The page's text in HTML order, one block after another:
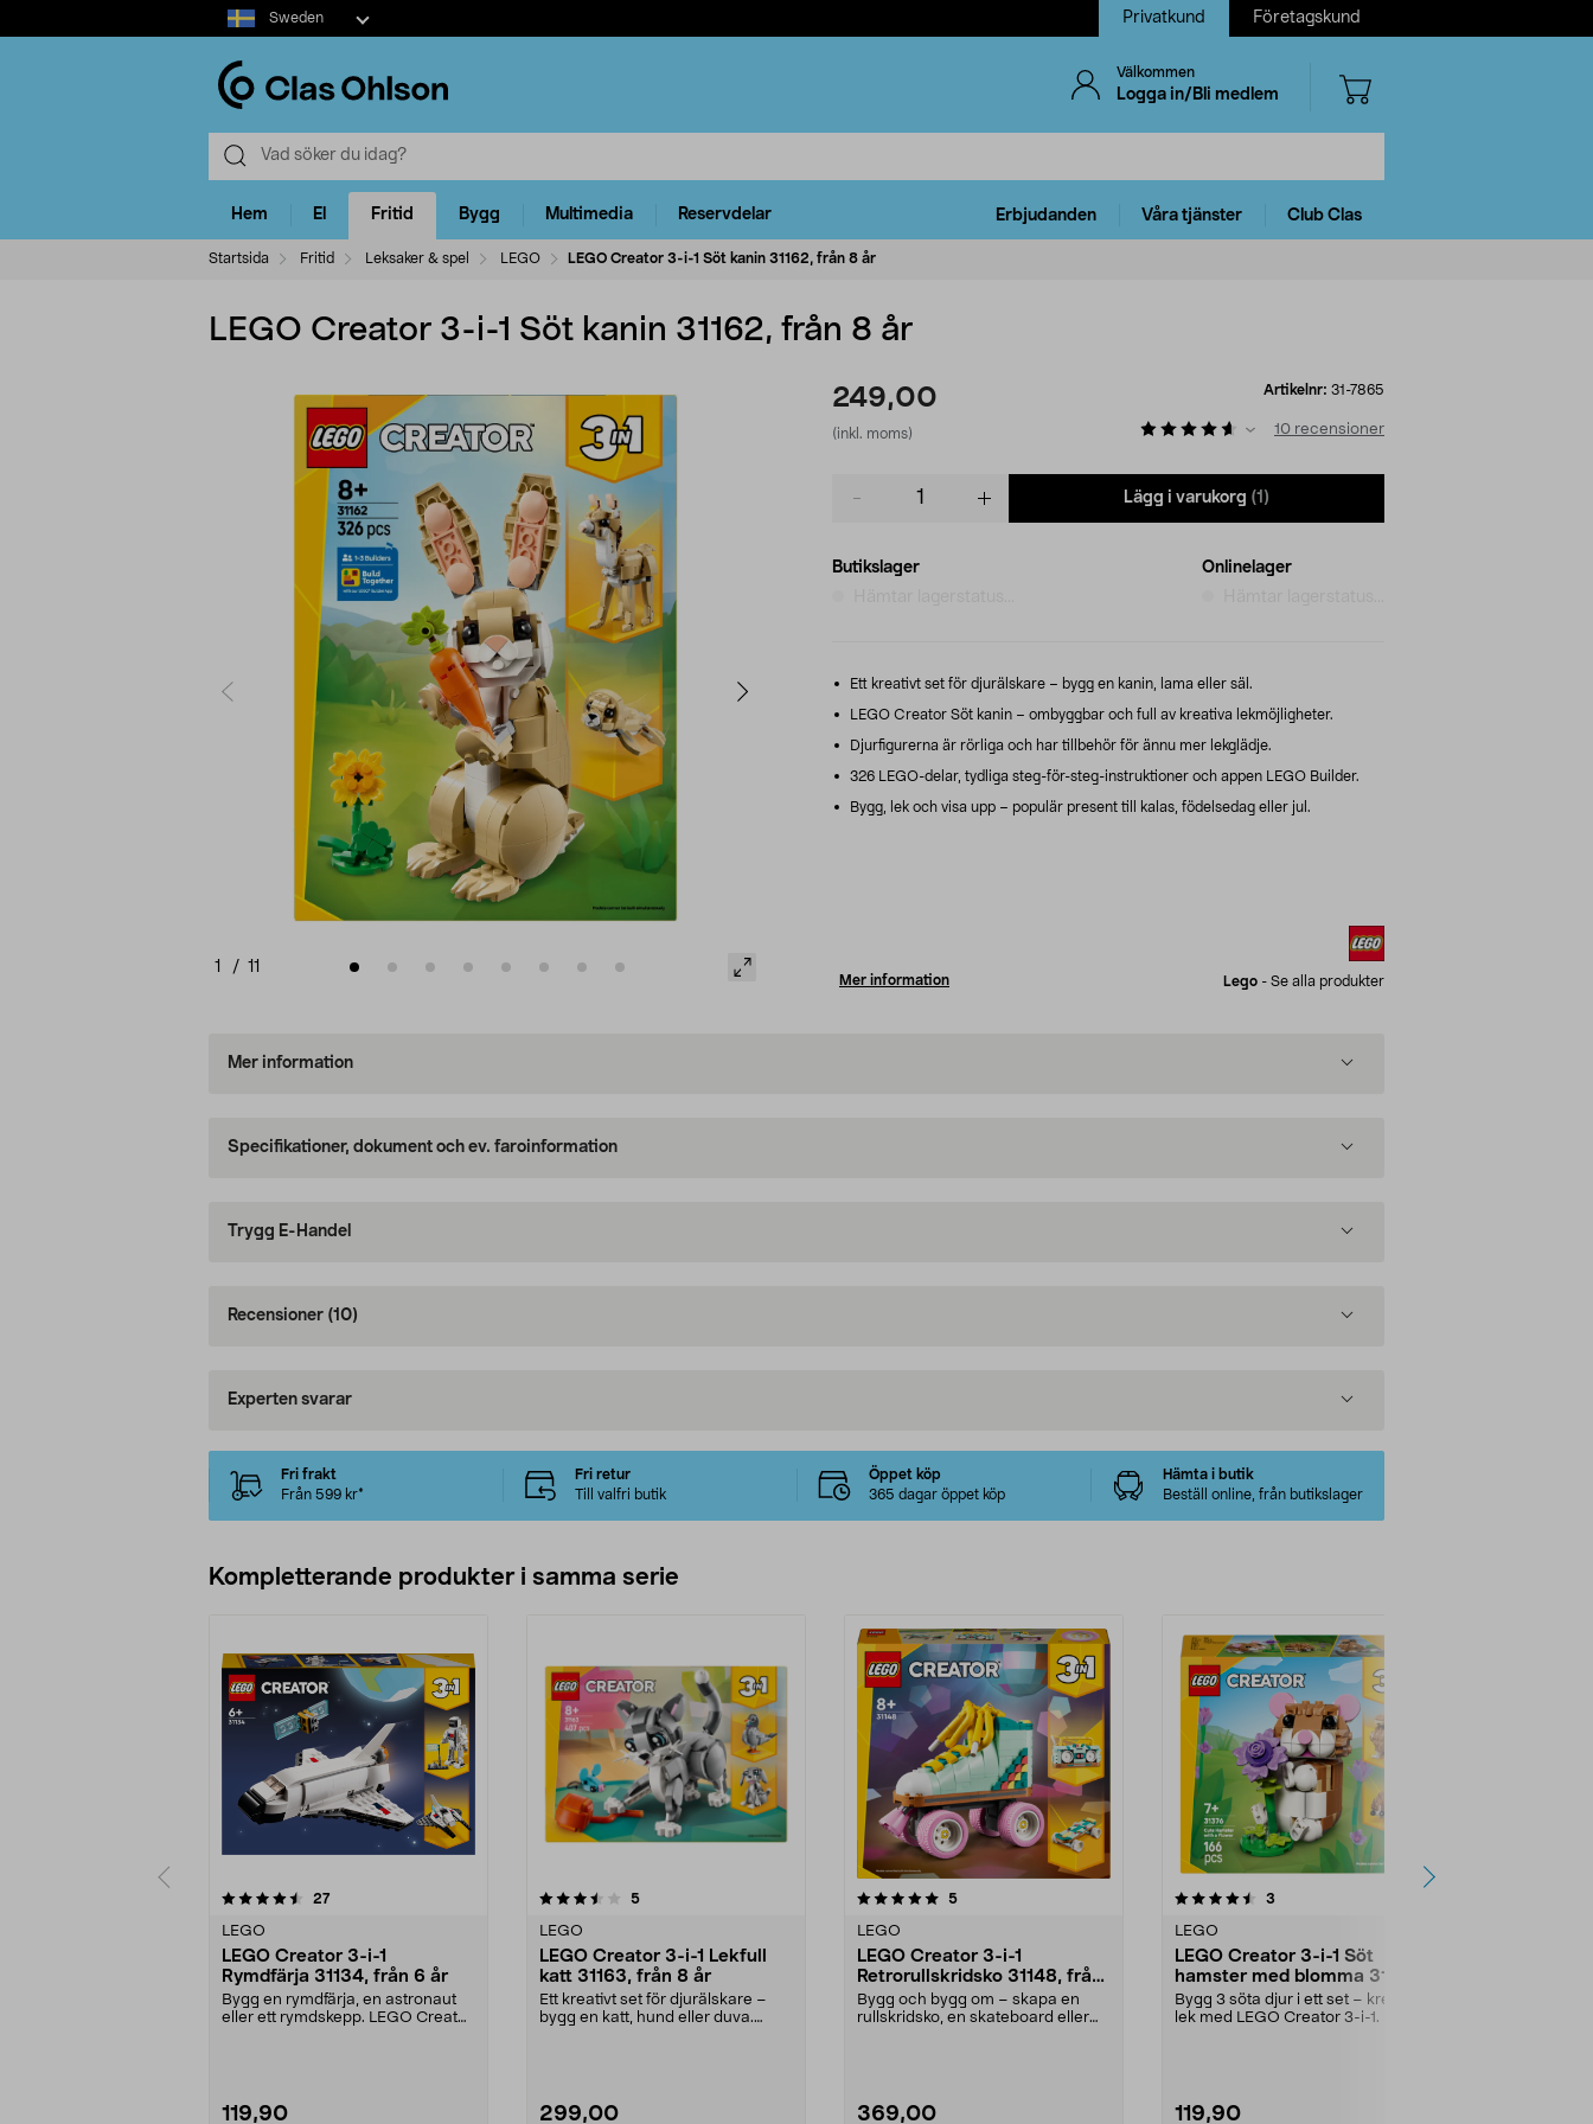
Select
market
Sweden Privatkund Företagskund
Välkommen
Logga in/Bli medlem
Hem El Fritid Bygg Multimedia Reservdelar Erbjudanden Våra tjänster Club Clas
Startsida Fritid Leksaker & spel LEGO LEGO Creator 3-i-1 Söt kanin 31162, från 8 år
LEGO Creator 3-i-1 Söt kanin 31162, från 8 år
1 / 11
249,00
(inkl. moms)
Artikelnr: 31-7865
10 recensioner
Lägg i varukorg (1)
Butikslager
Onlinelager
Ett kreativt set för djurälskare – bygg en kanin, lama eller säl.
LEGO Creator Söt kanin – ombyggbar och full av kreativa lekmöjligheter.
Djurfigurerna är rörliga och har tillbehör för ännu mer lekglädje.
326 LEGO-delar, tydliga steg-för-steg-instruktioner och appen LEGO Builder.
Bygg, lek och visa upp – populär present till kalas, födelsedag eller jul.
Mer information Lego - Se alla produkter
Mer information
Specifikationer, dokument och ev. faroinformation
Trygg E-Handel
Recensioner (10)
Experten svarar
Fri frakt
Från 599 kr*
Fri retur
Till valfri butik
Öppet köp
365 dagar öppet köp
Hämta i butik
Beställ online, från butikslager
Kompletterande produkter i samma serie
27recensioner
LEGO
LEGO Creator 3-i-1
Rymdfärja 31134, från 6 år
Bygg en rymdfärja, en astronaut
eller ett rymdskepp. LEGO Creator
119,90
3.5av 5 stjärnor 5recensioner
LEGO
LEGO Creator 3-i-1 Lekfull
katt 31163, från 8 år
Ett kreativt set för djurälskare –
bygg en katt, hund eller duva.
299,00
5.0av 5 stjärnor 5recensioner
LEGO
LEGO Creator 3-i-1
Retrorullskridsko 31148, från
8 år
Bygg och bygg om – skapa en
rullskridsko, en skateboard eller
369,00
4.5av 5 stjärnor 3
LEGO
LEGO Creator 3-i-1 Söt
hamster med blomma 31376,
från 7 år
Bygg 3 söta djur i ett set – kreativ
lek med LEGO Creator 3-i-1. LEGO
119,90
0.0 av 5 stjärnor